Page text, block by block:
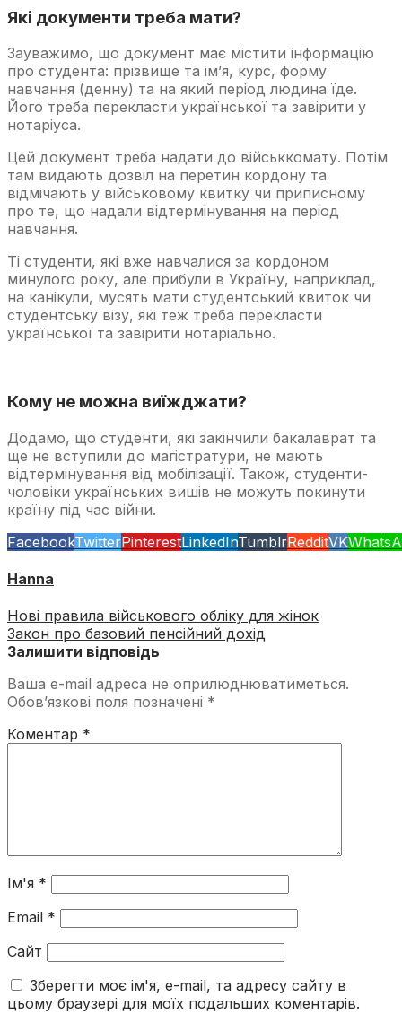
Які документи треба мати?
Зауважимо, що документ має містити інформацію
про студента: прізвище та ім’я, курс, форму
навчання (денну) та на який період людина їде.
Його треба перекласти української та завірити у
нотаріуса.
Цей документ треба надати до військкомату. Потім
там видають дозвіл на перетин кордону та
відмічають у військовому квитку чи приписному
про те, що надали відтермінування на період
навчання.
Ті студенти, які вже навчалися за кордоном
минулого року, але прибули в Україну, наприклад,
на канікули, мусять мати студентський квиток чи
студентську візу, які теж треба перекласти
української та завірити нотаріально.
Кому не можна виїжджати?
Додамо, що студенти, які закінчили бакалаврат та
ще не вступили до магістратури, не мають
відтермінування від мобілізації. Також, студенти-
чоловіки українських вишів не можуть покинути
країну під час війни.
FacebookTwitterPinterestLinkedInTumblrRedditVK
Hanna
Нові правила військового обліку для жінок
Закон про базовий пенсійний дохід
Залишити відповідь
Ваша e-mail адреса не оприлюднюватиметься.
Обов’язкові поля позначені *
Коментар *
Ім'я *
Email *
Сайт
Зберегти моє ім'я, e-mail, та адресу сайту в
цьому браузері для моїх подальших коментарів.